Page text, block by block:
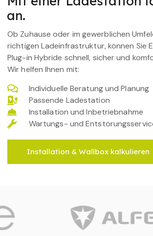
an.
Ob Zuhause oder im gewerblichen
richtigen Ladeinfrastruktur, können Sie
Plug-in Hybride schnell, sicher und
Wir helfen Ihnen mit:
Individuelle Beratung und Planung
Passende Ladestation
Installation und Inbetriebnahme
Wartungs- und
Installation & Wallbox kalkulieren